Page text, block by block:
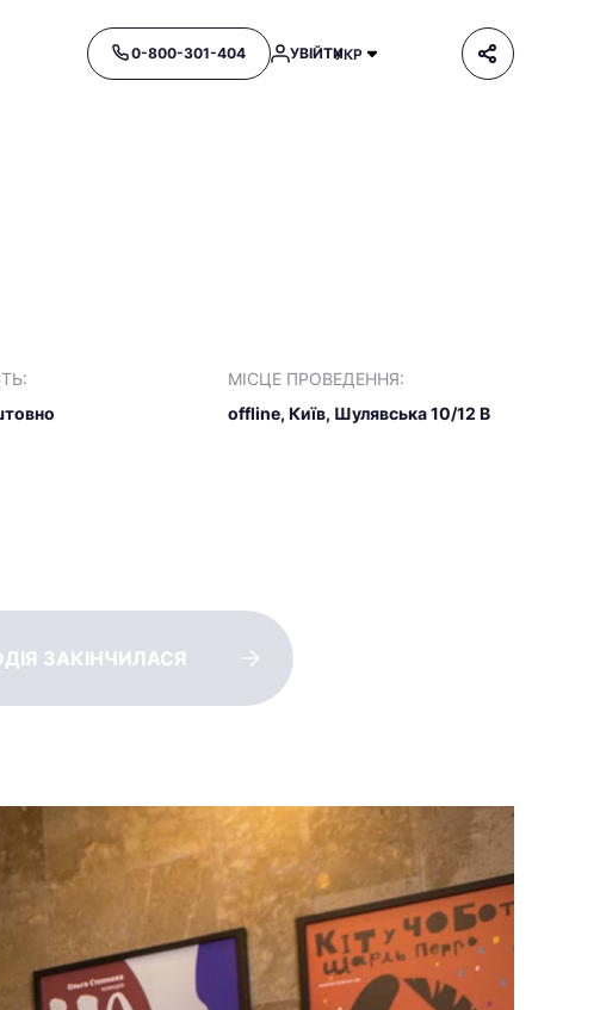
0-800-301-404 УВІЙТИУКР
МІСЦЕ ПРОВЕДЕННЯ:
offline, Київ, Шулявська 10/12 В
ЗАКІНЧИЛАСЯ